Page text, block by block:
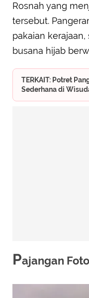
Rosnah yang
tersebut.
pakaian
busana hijab
TERKAIT: Potret
Sederhana di
Pajangan Foto